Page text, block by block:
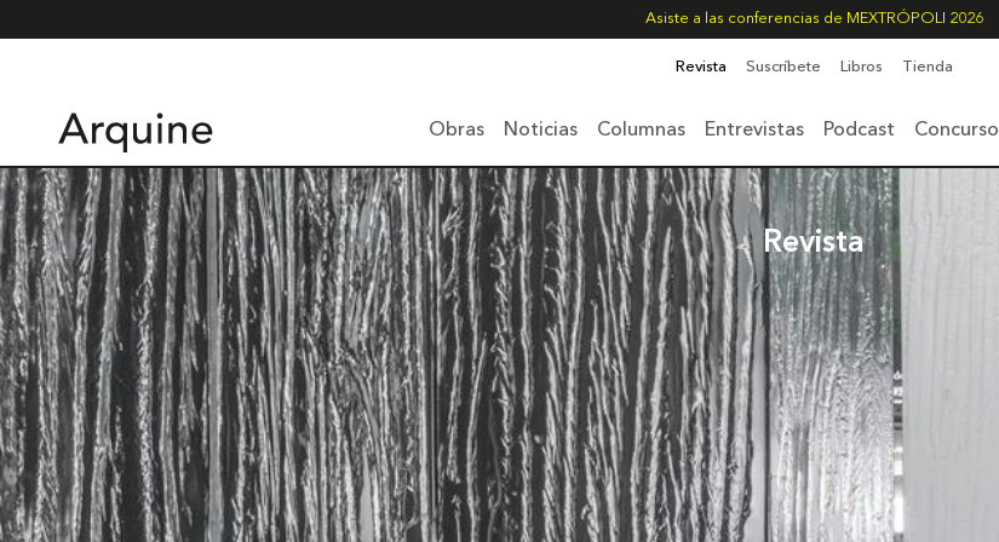
Asiste a las conferencias de MEXTRÓPOLI 2026
Revista Suscríbete Libros Tienda
Obras Noticias Columnas Entrevistas Podcast Concurso
Revista